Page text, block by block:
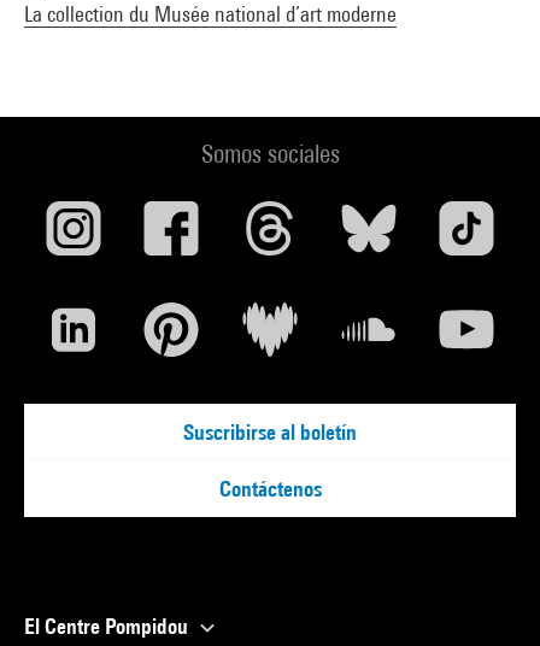
La collection du Musée national d’art moderne
Somos sociales
Suscribirse al boletín
Contáctenos
El Centre Pompidou